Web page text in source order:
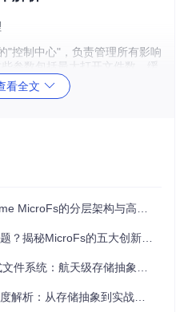
"控制中心"，负责管理所有影响
参数包括最大打开文件数、缓
局配置，通过Os/MicroFs/doc
行初始化。
，通过参数调整优化性能
景，建议将最大文件数设置为
Flash 扇区大小的整数倍。
理
开的文件维护独立的状态信
置、打开模式和状态标志等关
看全文
的分层架构与高效存储策略全解析
揭秘MicroFs的五大创新突破
：航天级存储抽象技术深度解析
析：从存储抽象到实战优化